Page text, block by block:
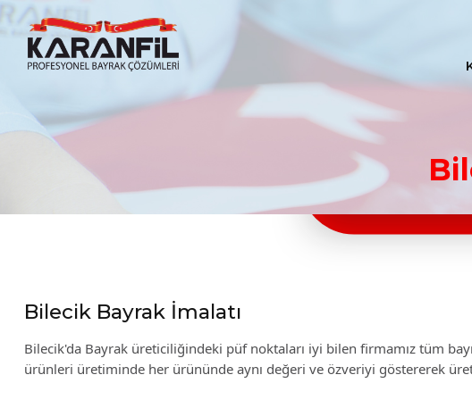
Karanfil Profesyonel Bayrak Çözümleri
Bilecik Bayrak İmalatı
Bilecik'da Bayrak üreticiliğindeki püf noktaları iyi bilen firmamız tüm
ürünleri üretiminde her ürününde aynı değeri ve özveriyi göstererek